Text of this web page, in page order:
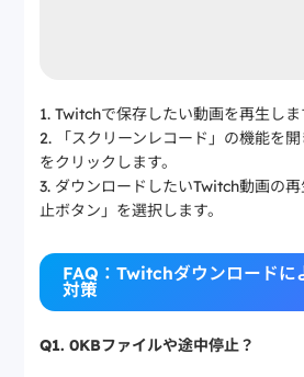
Twitchで保存したい動画を再生しま
「スクリーンレコード」の機能を
をクリックします。
ダウンロードしたいTwitch動画の
止ボタン」を選択します。
FAQ：Twitchダウンロードに
対策
Q1. 0KBファイルや途中停止？